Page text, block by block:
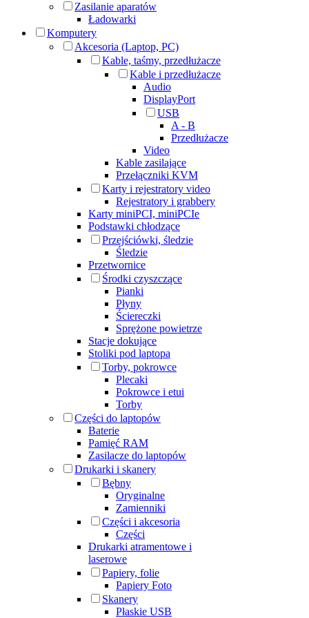
Zasilanie aparatów
Ładowarki
Komputery
Akcesoria (Laptop, PC)
Kable, taśmy, przedłużacze
Kable i przedłużacze
Audio
DisplayPort
USB
A - B
Przedłużacze
Video
Kable zasilające
Przełączniki KVM
Karty i rejestratory video
Rejestratory i grabbery
Karty miniPCI, miniPCIe
Podstawki chłodzące
Przejściówki, śledzie
Śledzie
Przetwornice
Środki czyszczące
Pianki
Płyny
Ściereczki
Sprężone powietrze
Stacje dokujące
Stoliki pod laptopa
Torby, pokrowce
Plecaki
Pokrowce i etui
Torby
Części do laptopów
Baterie
Pamięć RAM
Zasilacze do laptopów
Drukarki i skanery
Bębny
Oryginalne
Zamienniki
Części i akcesoria
Części
Drukarki atramentowe i
laserowe
Papiery, folie
Papiery Foto
Skanery
Płaskie USB